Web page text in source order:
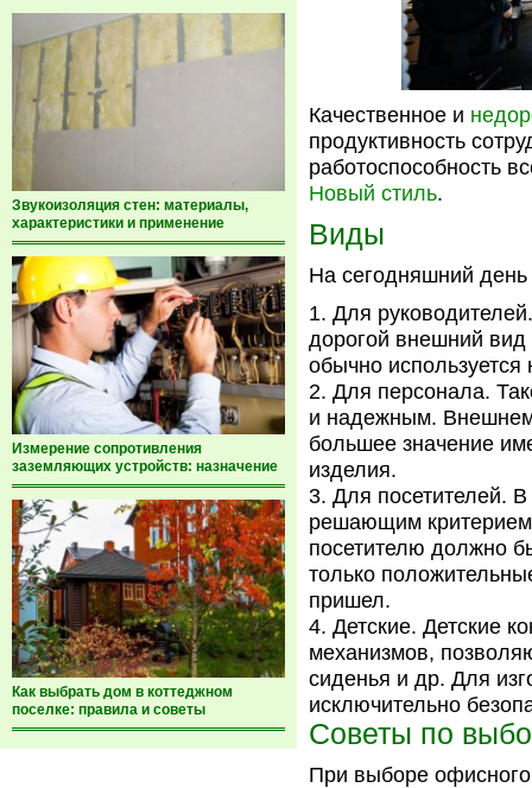
Звукоизоляция стен: материалы,
характеристики и применение
Измерение сопротивления
заземляющих устройств: назначение
Как выбрать дом в коттеджном
поселке: правила и советы
Качественное и
продуктивность
работоспособность
Новый стиль.
Виды
На сегодняшний
Для
дорогой внешний вид
обычно используется
Для персонала.
и надежным.
большее значение
изделия.
Для посетителей.
решающим критерием
посетителю должно
только
пришел.
Детские. Детские
механизмов,
сиденья и др. Для
исключительно
Советы по
При выборе